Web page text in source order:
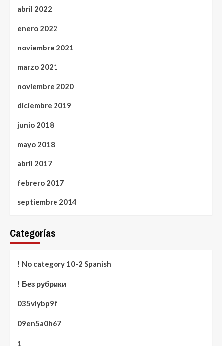
abril 2022
enero 2022
noviembre 2021
marzo 2021
noviembre 2020
diciembre 2019
junio 2018
mayo 2018
abril 2017
febrero 2017
septiembre 2014
Categorías
! No category 10-2 Spanish
! Без рубрики
035vlybp9f
09en5a0h67
1